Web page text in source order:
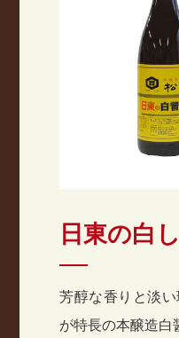
日東の白
芳醇な香りと淡
が特長の本醸造白